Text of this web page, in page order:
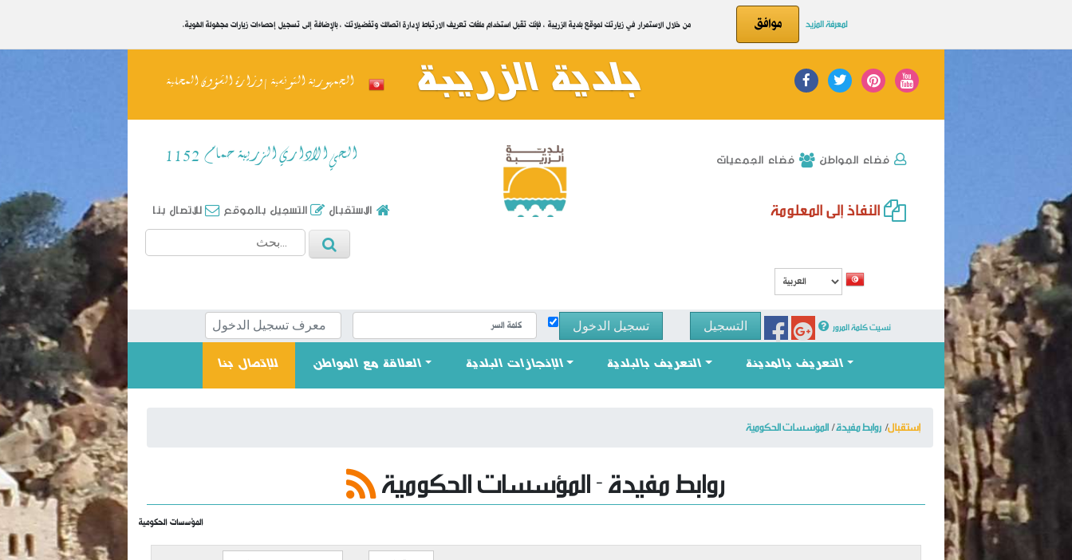
.من خلال الاستمرار في زيارتك لموقع بلدية الزريبة ، فإنك تقبل استخدام ملفات تعريف الارتباط لإدارة اتصالك وتفضيلاتك ، بالإضافة إلى تسجيل إحصاءات زيارات مجهولة الهوية موافق لمعرفة المزيد
الجمهورية التونسية | وزارة الشؤون المحلية بلدية الزريبة
الحي الاداري الزريبة حمام 1152
الاستقبال التسجيل بالموقع
فضاء المواطن
تسجيل الدخول التسجيل نسيت كلمة المرور
للإتصال بنا(CURRENT)العلاقة مع المواطن الإنجازات البلدية التعريف بالبلدية التعريف بالمدينة
إستقبال روابط مفيدة المؤسسات الحكومية
روابط مفيدة - المؤسسات الحكومية
المؤسسات الحكومية